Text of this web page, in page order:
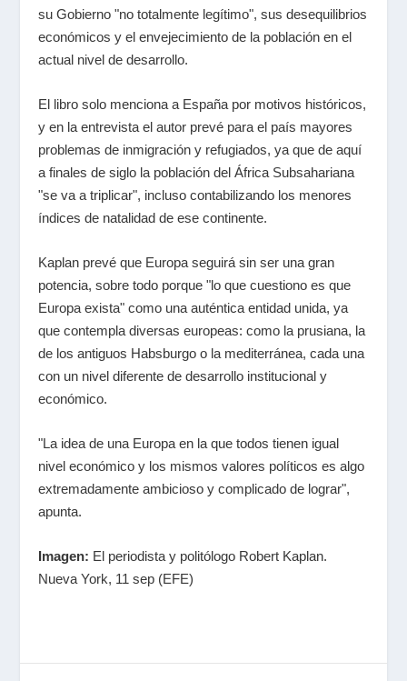
su Gobierno "no totalmente legítimo", sus desequilibrios
económicos y el envejecimiento de la población en el
actual nivel de desarrollo.
El libro solo menciona a España por motivos históricos,
y en la entrevista el autor prevé para el país mayores
problemas de inmigración y refugiados, ya que de aquí
a finales de siglo la población del África Subsahariana
"se va a triplicar", incluso contabilizando los menores
índices de natalidad de ese continente.
Kaplan prevé que Europa seguirá sin ser una gran
potencia, sobre todo porque "lo que cuestiono es que
Europa exista" como una auténtica entidad unida, ya
que contempla diversas europeas: como la prusiana, la
de los antiguos Habsburgo o la mediterránea, cada una
con un nivel diferente de desarrollo institucional y
económico.
"La idea de una Europa en la que todos tienen igual
nivel económico y los mismos valores políticos es algo
extremadamente ambicioso y complicado de lograr",
apunta.
Imagen: El periodista y politólogo Robert Kaplan.
Nueva York, 11 sep (EFE)